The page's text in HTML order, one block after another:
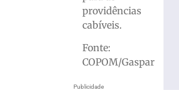
Publicidade
providências
cabíveis.
Fonte:
COPOM/Gaspar